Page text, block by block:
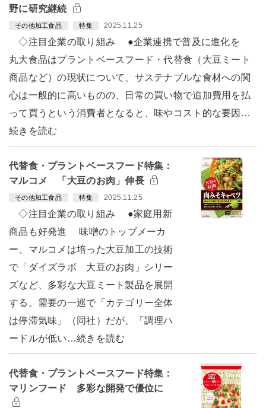
野に研究継続
その他加工食品 特集 2025.11.25
◇注目企業の取り組み ●企業連携で普及に進化を
丸大食品はプラントベースフード・代替食（大豆ミート
商品など）の現状について、サステナブルな食材への関
心は一般的に高いものの、日常の買い物で追加費用を払
って買うという消費者となると、味やコスト的な要因…
続きを読む
代替食・プラントベースフード特集：
マルコメ 「大豆のお肉」伸長
その他加工食品 特集 2025.11.25
◇注目企業の取り組み ●家庭用新
商品も好発進 味噌のトップメーカ
ー、マルコメは培った大豆加工の技術
で「ダイズラボ 大豆のお肉」シリー
ズなど、多彩な大豆ミート製品を展開
する。需要の一巡で「カテゴリー全体
は停滞気味」（同社）だが、「調理ハ
ードルが低い…続きを読む
代替食・プラントベースフード特集：
マリンフード 多彩な開発で優位に